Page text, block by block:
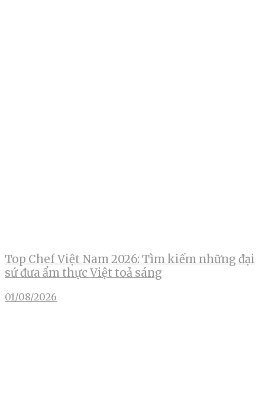
Top Chef Việt Nam 2026: Tìm kiếm những đại
sứ đưa ẩm thực Việt toả sáng
01/08/2026